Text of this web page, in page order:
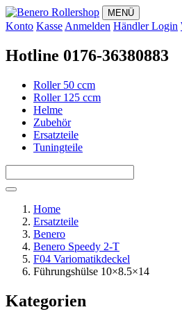
MENÜ
Konto Kasse Anmelden Händler Login
Hotline 0176-36380883
Roller 50 ccm
Roller 125 ccm
Helme
Zubehör
Ersatzteile
Tuningteile
Home
Ersatzteile
Benero
Benero Speedy 2-T
F04 Variomatikdeckel
Führungshülse 10×8.5×14
Kategorien